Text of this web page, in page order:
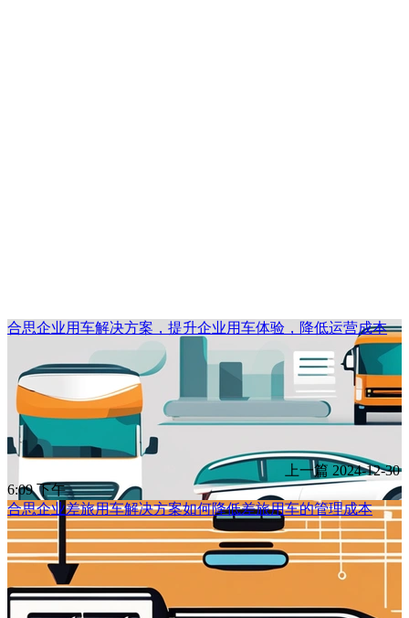
合思企业用车解决方案，提升企业用车体验，降低运营成本
上一篇 2024-12-30
6:09 下午
合思企业差旅用车解决方案如何降低差旅用车的管理成本